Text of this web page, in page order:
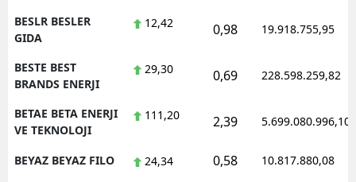
BESLR BESLER
GIDA
12,42 0,98 19.918.755,95
BESTE BEST
BRANDS ENERJI
29,30 0,69 228.598.259,82
BETAE BETA ENERJI
VE TEKNOLOJI
111,20 2,39 5.699.080.996,10
BEYAZ BEYAZ FILO 24,34 0,58 10.817.880,08